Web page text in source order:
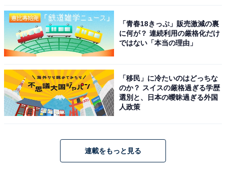
心に、オールジャンルで執筆中のライター。時々、店舗
取材などのリポート記事も担当。All AboutおよびAll
About ニュースでのライター歴は5年。
次ページ
12位までの全ランキング結果を見
る
「青春18きっぷ」販売激減の裏
に何が？ 連続利用の厳格化だけ
ではない「本当の理由」
「移民」に冷たいのはどっちな
のか？ スイスの厳格過ぎる学歴
選別と、日本の曖昧過ぎる外国
人政策
連載をもっと見る